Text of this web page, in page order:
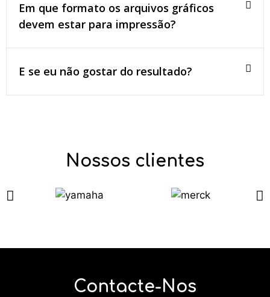
Em que formato os arquivos gráficos
devem estar para impressão?
E se eu não gostar do resultado?
Nossos clientes
Contacte-Nos